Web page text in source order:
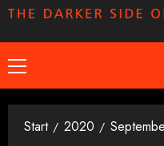
Primäres
Menü
Start 2020